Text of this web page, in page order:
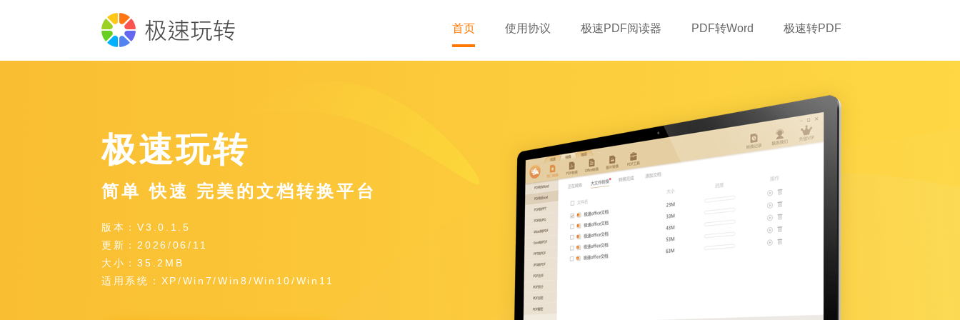
首页 使用协议 极速PDF阅读器 PDF转Word 极速转PDF
极速玩转
简单 快速 完美的文档转换平台
版本：V3.0.1.5
更新：2026/06/11
大小：35.2MB
适用系统：XP/Win7/Win8/Win10/Win11